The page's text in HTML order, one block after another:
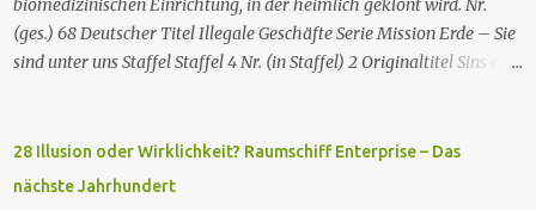
biomedizinischen Einrichtung, in der heimlich geklont wird. Nr.
(ges.) 68 Deutscher Titel Illegale Geschäfte Serie Mission Erde – Sie
sind unter uns Staffel Staffel 4 Nr. (in Staffel) 2 Original­titel Sins of
25. Sep. 2001 Es kommt eine außerirdische Rasse, die Taelons oder
Gefährten genannt wird, auf die Erde. Sie bieten den Menschen auf
28 Illusion oder Wirklichkeit? Raumschiff Enterprise – Das
nächste Jahrhundert